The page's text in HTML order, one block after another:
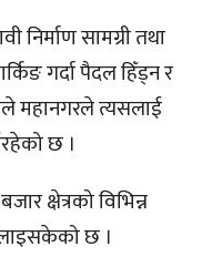
सामग्री तथा
गर्दा पैदल हिँड्न र
महानगरले त्यसलाई
छ ।
क्षेत्रको विभिन्न
छ ।